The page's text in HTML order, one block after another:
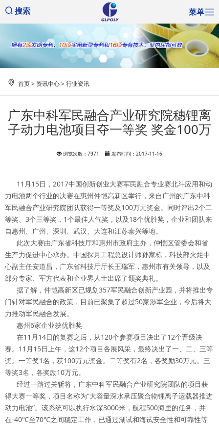
搜索 菜单
首页> 资讯中心>行业资讯
广东中科军民融合产业研究院穗锂离
子动力电池项目夺一等奖 奖金100万
浏览次数：7971 发布时间：2017-11-16
11月15日，2017中国创新创业大赛军民融合专业赛北斗应用和动
力电池两个行业的决赛在惠州仲恺高新区举行，来自广州的广东中科
军民融合产业研究院团队获得一等奖及100万元奖金。同时评出2个二
等奖、3个三等奖，1个最佳人气奖，以及18个优胜奖，企业和团队来
自惠州、广州、深圳、武汉、大连和江苏泰兴等地。
此次大赛由广东省科技厅和惠州市政府主办，仲恺区管委会和省
生产力促进中心承办。中国探月工程总设计师孙家栋，科技部火炬中
心副主任安道昌，广东省科技厅厅长王瑞军，惠州市有关领导，以及
部分专家、军方代表和企业界人士出席了颁奖典礼。
据了解，仲恺高新区已规划357军民融合创新产业园，并将推出专
门针对军民融合的政策，目前已聚集了超过50家涉军企业，今后将大
力推动军民融合发展。
惠州6家企业获优胜奖
在11月14日的复赛之后，从120个参赛项目决出了12个晋级决
赛。11月15日上午，这12个项目各展风采，最终决出了一、二、三等
奖。一等奖1名，获100万元奖金。二等奖有2名，各奖励30万元。三
等奖3名，各奖励10万元。
经过一路过关斩将，广东中科军民融合产业研究院团队的项目获
得大赛一等奖，项目名称为“大容量深水承压聚合物锂离子运载器推进
动力电池”。该系统可以执行水深3000米，航程500海里的任务，并
在-40℃至70℃之间稳定工作，已通过湖试和海试安全性和可靠性等